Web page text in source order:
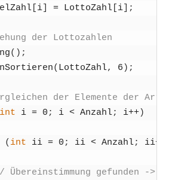
i = Lot­to­Zahl i
;
der Lot­to­zah­len
( ) ;
( Lot­to­Zahl, 6 ) ;
der Ele­men­te der
int i = 0 ; i < Anzahl; i++)
( int ii = 0 ; ii < Anzahl; ii++
Über­ein­stim­mung gefun­den ->